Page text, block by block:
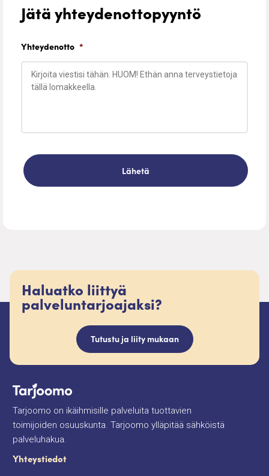
Jätä yhteydenottopyyntö
Yhteydenotto *
Haluatko liittyä
palveluntarjoajaksi?
Tutustu ja liity mukaan
Tarjoomo on ikäihmisille palveluita tuottavien
toimijoiden osuuskunta. Tarjoomo ylläpitää sähköistä
palveluhakua.
Yhteystiedot